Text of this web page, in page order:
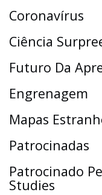
Coronavírus
Ciência
Futuro Da
Engrenagem
Mapas
Patrocinadas
Patrocinado
Studies